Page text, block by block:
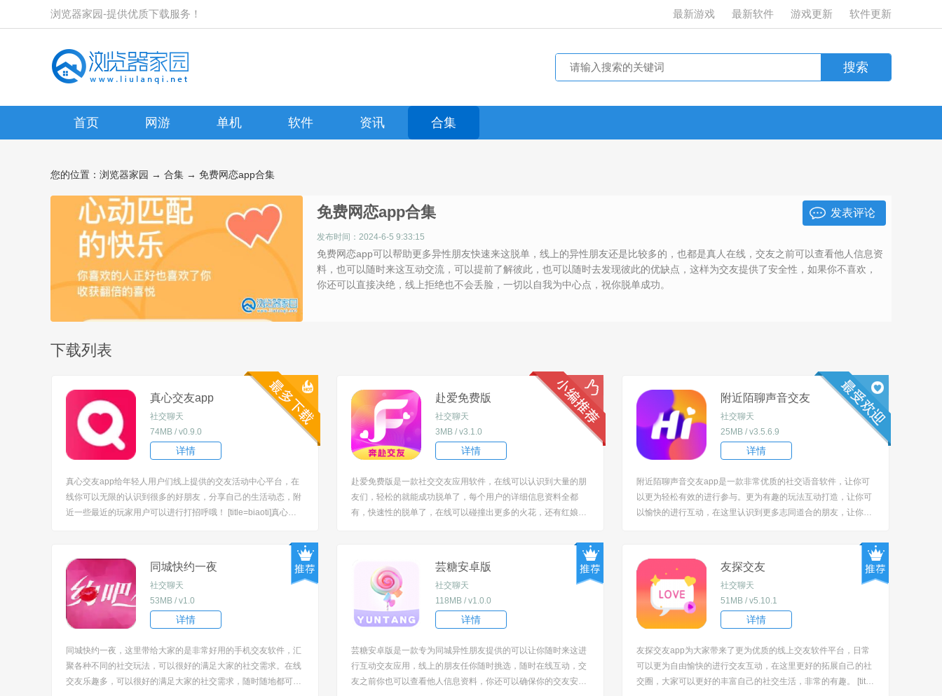
浏览器家园-提供优质下载服务！ 最新游戏 最新软件 游戏更新 软件更新
首页 网游 单机 软件 资讯 合集
您的位置： 浏览器家园 → 合集 → 免费网恋app合集
免费网恋app合集 发表评论
发布时间：2024-6-5 9:33:15
免费网恋app可以帮助更多异性朋友快速来这脱单，线上的异性朋友还是比较多的，也都是真人在线，交友之前可以查看他人信息资
料，也可以随时来这互动交流，可以提前了解彼此，也可以随时去发现彼此的优缺点，这样为交友提供了安全性，如果你不喜欢，
你还可以直接决绝，线上拒绝也不会丢脸，一切以自我为中心点，祝你脱单成功。
下载列表
真心交友app
社交聊天
74MB / v0.9.0
详情
真心交友app给年轻人用户们线上提供的交友活动中心平台，在
线你可以无限的认识到很多的好朋友，分享自己的生活动态，附
近一些最近的玩家用户可以进行打招呼哦！ [title=biaoti]真心交
赴爱免费版
社交聊天
3MB / v3.1.0
详情
赴爱免费版是一款社交交友应用软件，在线可以认识到大量的朋
友们，轻松的就能成功脱单了，每个用户的详细信息资料全都
有，快速性的脱单了，在线可以碰撞出更多的火花，还有红娘为
附近陌聊声音交友
社交聊天
25MB / v3.5.6.9
详情
附近陌聊声音交友app是一款非常优质的社交语音软件，让你可
以更为轻松有效的进行参与。更为有趣的玩法互动打造，让你可
以愉快的进行互动，在这里认识到更多志同道合的朋友，让你的
oti]附近陌聊声音交友app怎么用？[/ti...
同城快约一夜
社交聊天
53MB / v1.0
详情
同城快约一夜，这里带给大家的是非常好用的手机交友软件，汇
聚各种不同的社交玩法，可以很好的满足大家的社交需求。在线
交友乐趣多，可以很好的满足大家的社交需求，随时随地都可以
芸糖安卓版
社交聊天
118MB / v1.0.0
详情
芸糖安卓版是一款专为同城异性朋友提供的可以让你随时来这进
行互动交友应用，线上的朋友任你随时挑选，随时在线互动，交
友之前你也可以查看他人信息资料，你还可以确保你的交友安全
友探交友
社交聊天
51MB / v5.10.1
详情
友探交友app为大家带来了更为优质的线上交友软件平台，日常
可以更为自由愉快的进行交友互动，在这里更好的拓展自己的社
交圈，大家可以更好的丰富自己的社交生活，非常的有趣。 [title